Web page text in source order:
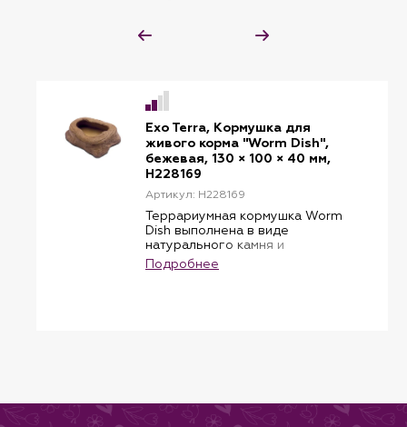
Exo Terra, Кормушка для
живого корма "Worm Dish",
бежевая, 130 × 100 × 40 мм,
H228169
Артикул: H228169
Террариумная кормушка Worm
Dish выполнена в виде
натурального камня и
предназначена для подвижного
живого корма, такого как
террариуму. Легко разбирается
и моется благодаря разъёмной
Подробнее